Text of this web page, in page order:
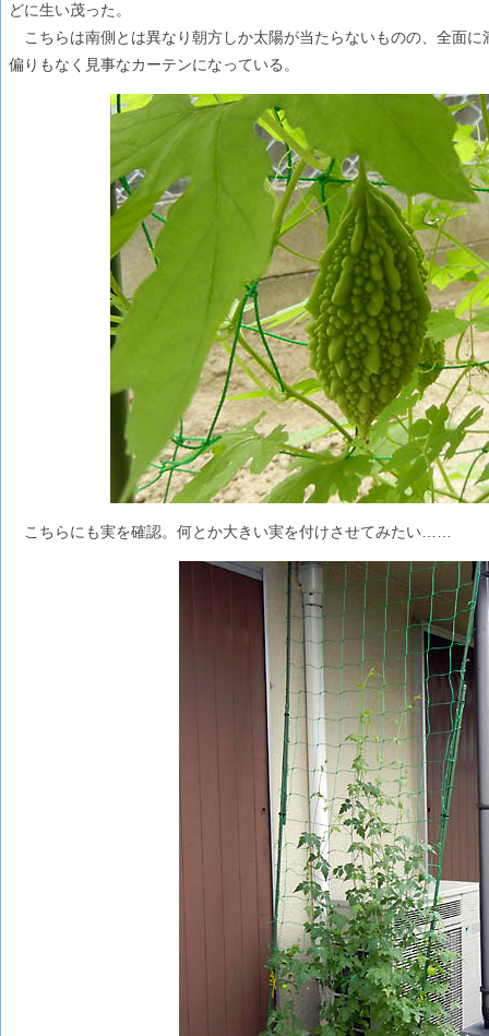
どに生い茂った。
こちらは南側とは異なり朝方しか太陽が当たらないものの、全面
偏りもなく見事なカーテンになっている。
こちらにも実を確認。何とか大きい実を付けさせてみたい……